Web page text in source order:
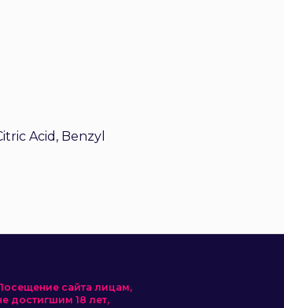
Acid, Benzyl
сайта лицам,
достигшим 18 лет,